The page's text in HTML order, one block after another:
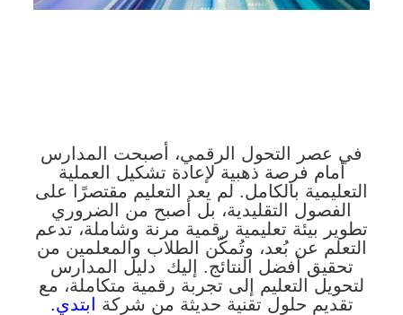
في عصر التحول الرقمي، أصبحت المدارس
أمام فرصة ذهبية لإعادة تشكيل العملية
التعليمية بالكامل. لم يعد التعليم مقتصرًا على
الفصول التقليدية، بل أصبح من الضروري
تطوير بيئة تعليمية رقمية مرنة وشاملة، تدعم
التعلم عن بُعد، وتُمكّن الطلاب والمعلمين من
تحقيق أفضل النتائج. إليك دليل المدارس
لتحويل التعليم إلى تجربة رقمية متكاملة، مع
تقديم حلول تقنية حديثة من شركة ابتدي.